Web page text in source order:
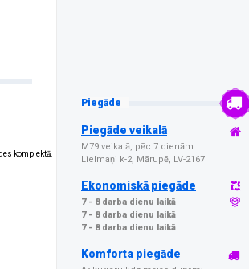
komplektā.
Piegāde
Piegāde veikalā
M79 veikalā, pēc 7 dienām
Lielmaņi k-2, Mārupē, LV-2167
Ekonomiskā piegāde
7 - 8 darba dienu laikā
7 - 8 darba dienu laikā
7 - 8 darba dienu laikā
Komforta piegāde